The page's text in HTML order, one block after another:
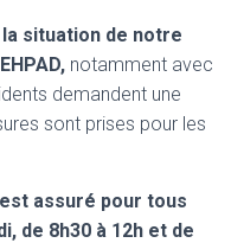
la situation de notre
notamment avec
demandent une
sont prises pour les
assuré pour tous
de 8h30 à 12h et de